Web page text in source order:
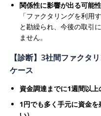
関係性に影響が出る可能性
「ファクタリングを利用
と勘繰られ、今後の取引
ません。
【診断】3社間ファクタ
ケース
資金調達までに1週間以上
1円でも多く手元に資金